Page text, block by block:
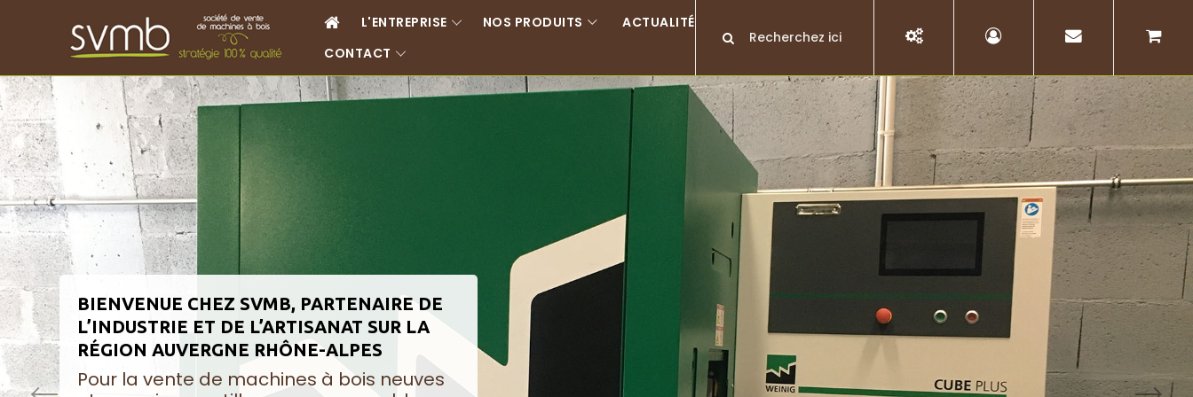
L'ENTREPRISE NOS PRODUITS
ACTUALITÉS
CONTACT
BIENVENUE CHEZ SVMB, PARTENAIRE DE
L’INDUSTRIE ET DE L’ARTISANAT SUR LA
RÉGION AUVERGNE RHÔNE-ALPES
Pour la vente de machines à bois neuves